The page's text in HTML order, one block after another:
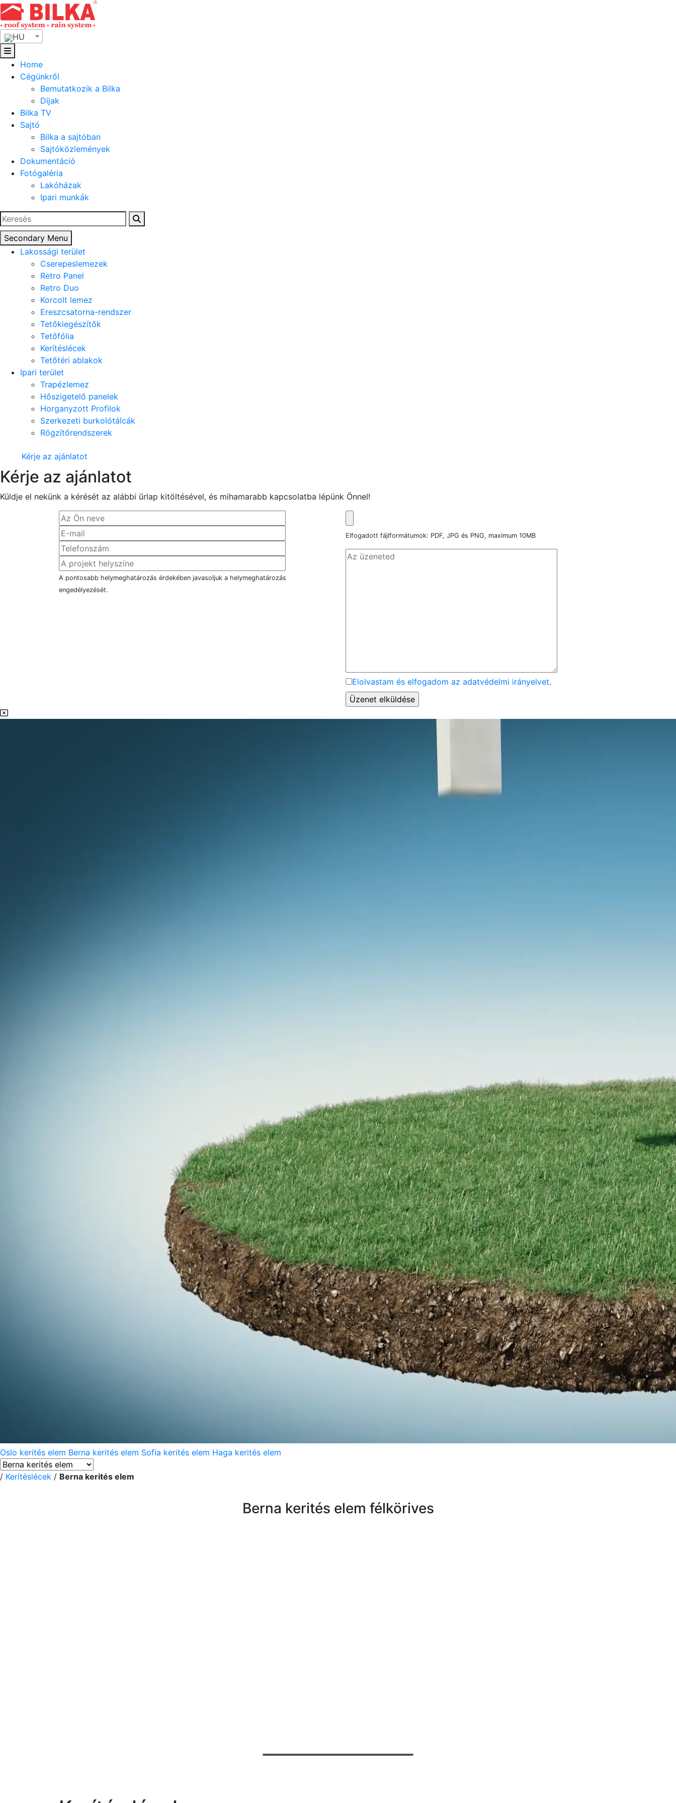
Skip
to
content
HU
Home
Cégünkről
Bemutatkozik a Bilka
Díjak
Bilka TV
Sajtó
Bilka a sajtóban
Sajtóközlemények
Dokumentáció
Fotógaléria
Lakóházak
Ipari munkák
Keresés:
Secondary Menu
Lakossági terület
Cserepeslemezek
Retro Panel
Retro Duo
Korcolt lemez
Ereszcsatorna-rendszer
Tetőkiegészítők
Tetőfólia
Kerítéslécek
Tetőtéri ablakok
Ipari terület
Trapézlemez
Hőszigetelő panelek
Horganyzott Profilok
Szerkezeti burkolótálcák
Rögzítőrendszerek
Kérje az ajánlatot
Kérje az ajánlatot
Küldje el nekünk a kérését az alábbi űrlap kitöltésével, és mihamarabb kapcsolatba lépünk Önnel!
A pontosabb helymeghatározás érdekében javasoljuk a helymeghatározás
engedélyezését.
Elfogadott fájlformátumok: PDF, JPG és PNG, maximum 10MB
Elolvastam és elfogadom az adatvédelmi irányelvet.
Oslo kerités elem Berna kerités elem Sofia kerités elem Haga kerités elem
/ Kerítéslécek / Berna kerités elem
Berna kerités elem félkörives